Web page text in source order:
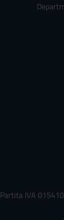
Partita IVA